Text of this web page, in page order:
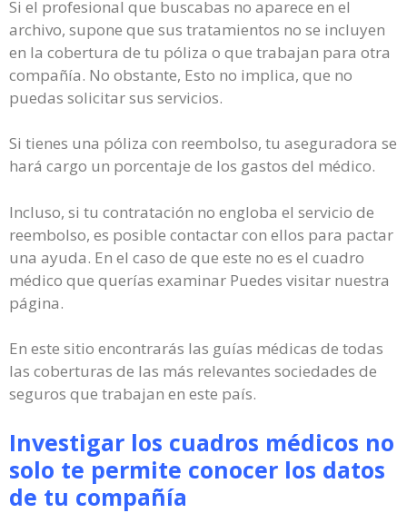
Si el profesional que buscabas no aparece en el
archivo, supone que sus tratamientos no se incluyen
en la cobertura de tu póliza o que trabajan para otra
compañía. No obstante, Esto no implica, que no
puedas solicitar sus servicios.
Si tienes una póliza con reembolso, tu aseguradora se
hará cargo un porcentaje de los gastos del médico.
Incluso, si tu contratación no engloba el servicio de
reembolso, es posible contactar con ellos para pactar
una ayuda. En el caso de que este no es el cuadro
médico que querías examinar Puedes visitar nuestra
página.
En este sitio encontrarás las guías médicas de todas
las coberturas de las más relevantes sociedades de
seguros que trabajan en este país.
Investigar los cuadros médicos no
solo te permite conocer los datos
de tu compañía